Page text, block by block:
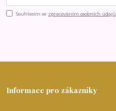
Souhlasím se zpracováním osobních údajů
Informace pro zákazníky